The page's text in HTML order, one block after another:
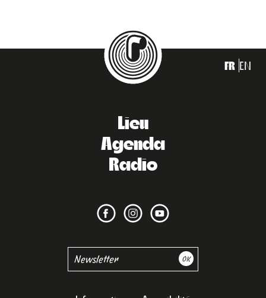
FR EN
Lieu
Agenda
Radio